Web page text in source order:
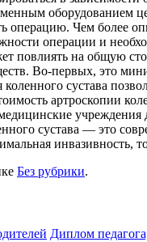
оборудованием
операцию. Чем более
операции и
повлиять на общую
Во-первых, это
сустава
артроскопии
учреждения
сустава — это
инвазивность,
Без рубрики.
Диплом